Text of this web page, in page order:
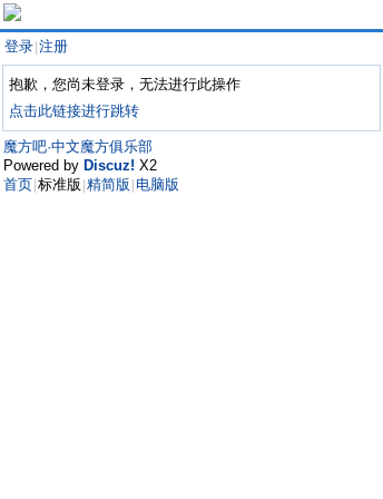
登录 注册
抱歉，您尚未登录，无法进行此操作
点击此链接进行跳转
魔方吧·中文魔方俱乐部
Powered by Discuz! X2
首页 标准版 精简版 电脑版